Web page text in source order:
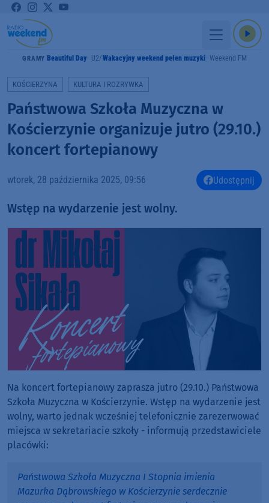
GRAMY Beautiful Day U2 Wakacyjny weekend pełen muzyki Weekend FM
KOŚCIERZYNA KULTURA I ROZRYWKA
Państwowa Szkoła Muzyczna w
Kościerzynie organizuje jutro (29.10.)
koncert fortepianowy
wtorek, 28 października 2025, 09:56 Udostępnij
Wstęp na wydarzenie jest wolny.
Na koncert fortepianowy zaprasza jutro (29.10.) Państwowa
Szkoła Muzyczna w Kościerzynie. Wstęp na wydarzenie jest
wolny, warto jednak wcześniej telefonicznie zarezerwować
miejsca w sekretariacie szkoły - informują przedstawiciele
placówki:
Państwowa Szkoła Muzyczna I Stopnia imienia
Mazurka Dąbrowskiego w Kościerzynie serdecznie